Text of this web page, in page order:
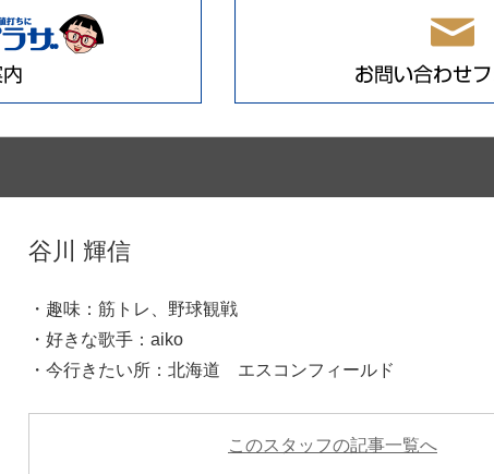
谷川 輝信
・趣味：筋トレ、野球観戦
・好きな歌手：aiko
・今行きたい所：北海道 エスコンフィールド
このスタッフの記事一覧へ